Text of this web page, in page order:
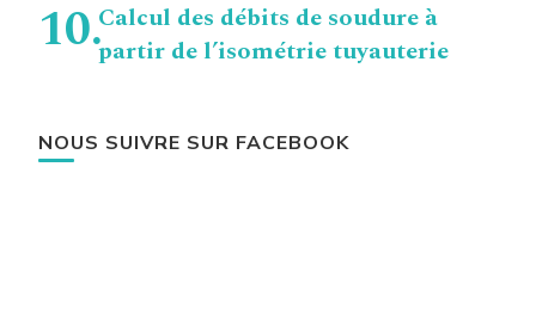
Calcul des débits de soudure à
partir de l’isométrie tuyauterie
NOUS SUIVRE SUR FACEBOOK